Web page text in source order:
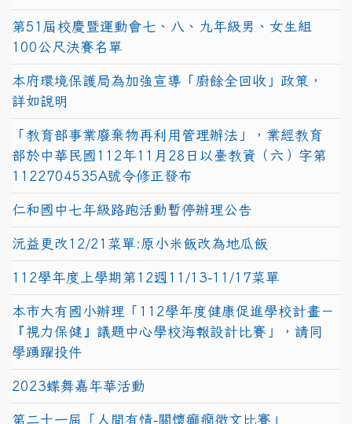
第51屆校慶暨運動會七、八、九年級男、女生組
100公尺決賽名單
本府環境保護局為加強宣導「廚餘全回收」政策，
詳如說明
「教育部事業廢棄物再利用管理辦法」，業經教育
部於中華民國112年11月28日以臺教資（六）字第
1122704535A號令修正發布
仁和國中七年級路跑活動暫停辦理公告
沅益更改12/21菜單:原小米飯改為地瓜飯
112學年度上學期第12週11/13-11/17菜單
本市大有國小辦理「112學年度健康促進學校計畫－
『視力保健』議題中心學校海報設計比賽」，請同
學踴躍投件
2023蝶舞嘉年華活動
第二十一屆「人間有情-關懷癲癇徵文比賽」